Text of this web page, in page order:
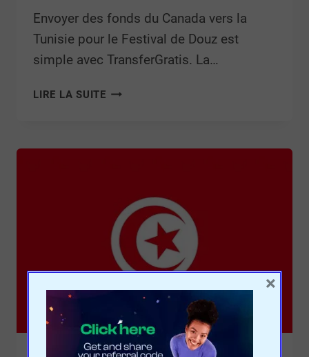
Envoyer des fonds du Canada vers la
Tunisie pour le Festival de Douz est
simple avec TransferGratis. La…
LIRE LA SUITE
×